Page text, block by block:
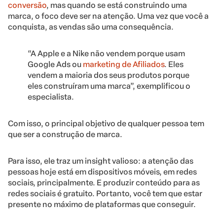
conversão, mas quando se está construindo uma
marca, o foco deve ser na atenção. Uma vez que você a
conquista, as vendas são uma consequência.
“A Apple e a Nike não vendem porque usam
Google Ads ou marketing de Afiliados. Eles
vendem a maioria dos seus produtos porque
eles construíram uma marca”, exemplificou o
especialista.
Com isso, o principal objetivo de qualquer pessoa tem
que ser a construção de marca.
Para isso, ele traz um insight valioso: a atenção das
pessoas hoje está em dispositivos móveis, em redes
sociais, principalmente. E produzir conteúdo para as
redes sociais é gratuito. Portanto, você tem que estar
presente no máximo de plataformas que conseguir.